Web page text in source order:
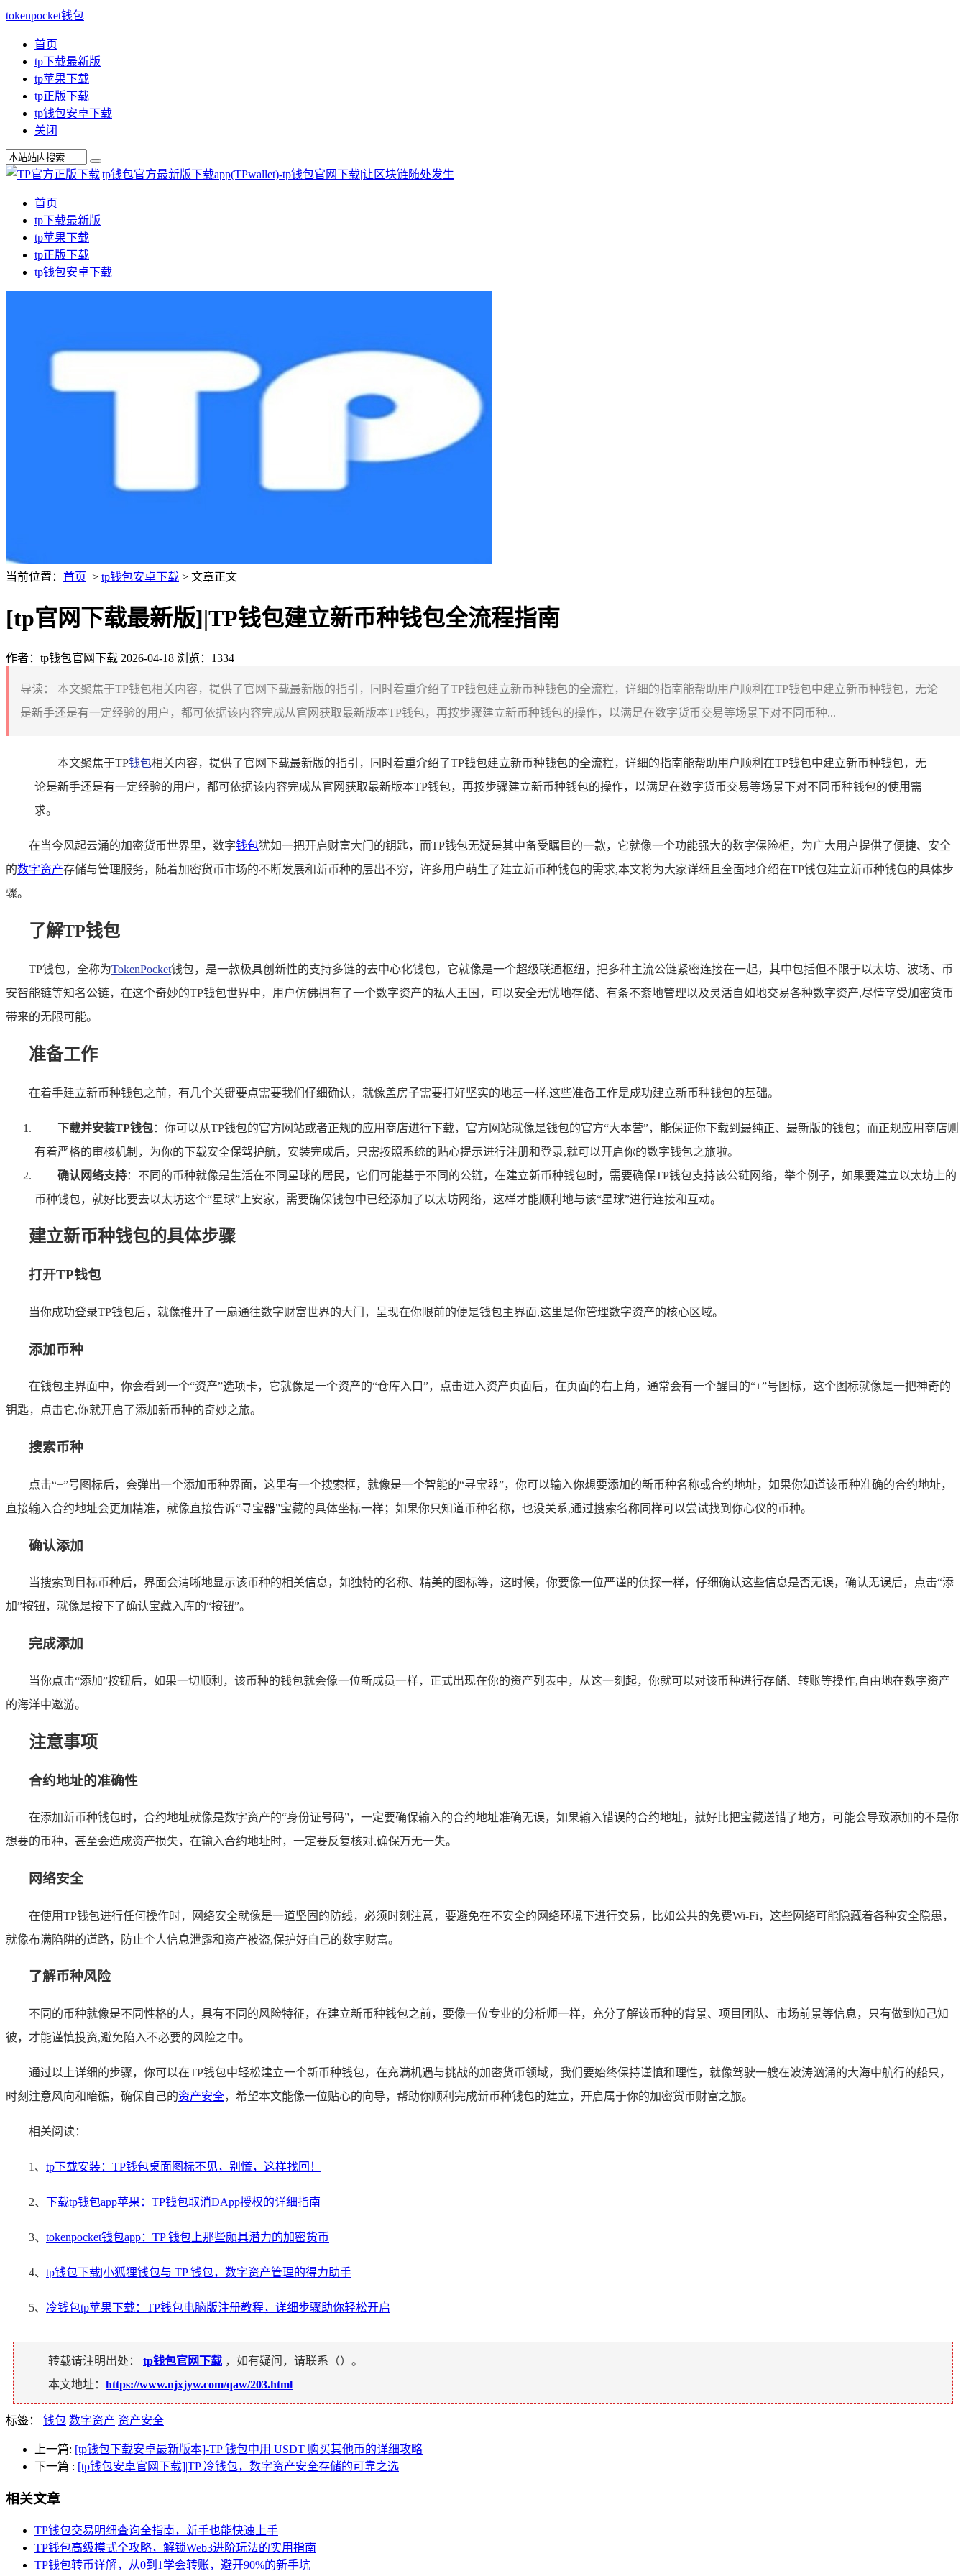
tokenpocket钱包
首页
tp下载最新版
tp苹果下载
tp正版下载
tp钱包安卓下载
关闭
首页
tp下载最新版
tp苹果下载
tp正版下载
tp钱包安卓下载
当前位置： 首页 > tp钱包安卓下载 > 文章正文
[tp官网下载最新版]|TP钱包建立新币种钱包全流程指南
作者：tp钱包官网下载 2026-04-18 浏览：1334
导读：
本文聚焦于TP钱包相关内容，提供了官网下载最新版的指引，同时着重介绍了TP钱包建立新币种钱包的全流程，详细的指南能帮助用户顺利在TP钱包中建立新币种钱包，无论
是新手还是有一定经验的用户，都可依据该内容完成从官网获取最新版本TP钱包，再按步骤建立新币种钱包的操作，以满足在数字货币交易等场景下对不同币种...
本文聚焦于TP钱包相关内容，提供了官网下载最新版的指引，同时着重介绍了TP钱包建立新币种钱包的全流程，详细的指南能帮助用户顺利在TP钱包中建立新币种钱包，无
论是新手还是有一定经验的用户，都可依据该内容完成从官网获取最新版本TP钱包，再按步骤建立新币种钱包的操作，以满足在数字货币交易等场景下对不同币种钱包的使用需
求。
在当今风起云涌的加密货币世界里，数字钱包犹如一把开启财富大门的钥匙，而TP钱包无疑是其中备受瞩目的一款，它就像一个功能强大的数字保险柜，为广大用户提供了便捷、安全
的数字资产存储与管理服务，随着加密货币市场的不断发展和新币种的层出不穷，许多用户萌生了建立新币种钱包的需求,本文将为大家详细且全面地介绍在TP钱包建立新币种钱包的具体步
骤。
了解TP钱包
TP钱包，全称为TokenPocket钱包，是一款极具创新性的支持多链的去中心化钱包，它就像是一个超级联通枢纽，把多种主流公链紧密连接在一起，其中包括但不限于以太坊、波场、币
安智能链等知名公链，在这个奇妙的TP钱包世界中，用户仿佛拥有了一个数字资产的私人王国，可以安全无忧地存储、有条不紊地管理以及灵活自如地交易各种数字资产,尽情享受加密货币
带来的无限可能。
准备工作
在着手建立新币种钱包之前，有几个关键要点需要我们仔细确认，就像盖房子需要打好坚实的地基一样,这些准备工作是成功建立新币种钱包的基础。
下载并安装TP钱包：你可以从TP钱包的官方网站或者正规的应用商店进行下载，官方网站就像是钱包的官方“大本营”，能保证你下载到最纯正、最新版的钱包；而正规应用商店则
有着严格的审核机制，为你的下载安全保驾护航，安装完成后，只需按照系统的贴心提示进行注册和登录,就可以开启你的数字钱包之旅啦。
确认网络支持：不同的币种就像是生活在不同星球的居民，它们可能基于不同的公链，在建立新币种钱包时，需要确保TP钱包支持该公链网络，举个例子，如果要建立以太坊上的
币种钱包，就好比要去以太坊这个“星球”上安家，需要确保钱包中已经添加了以太坊网络，这样才能顺利地与该“星球”进行连接和互动。
建立新币种钱包的具体步骤
打开TP钱包
当你成功登录TP钱包后，就像推开了一扇通往数字财富世界的大门，呈现在你眼前的便是钱包主界面,这里是你管理数字资产的核心区域。
添加币种
在钱包主界面中，你会看到一个“资产”选项卡，它就像是一个资产的“仓库入口”，点击进入资产页面后，在页面的右上角，通常会有一个醒目的“+”号图标，这个图标就像是一把神奇的
钥匙，点击它,你就开启了添加新币种的奇妙之旅。
搜索币种
点击“+”号图标后，会弹出一个添加币种界面，这里有一个搜索框，就像是一个智能的“寻宝器”，你可以输入你想要添加的新币种名称或合约地址，如果你知道该币种准确的合约地址，
直接输入合约地址会更加精准，就像直接告诉“寻宝器”宝藏的具体坐标一样；如果你只知道币种名称，也没关系,通过搜索名称同样可以尝试找到你心仪的币种。
确认添加
当搜索到目标币种后，界面会清晰地显示该币种的相关信息，如独特的名称、精美的图标等，这时候，你要像一位严谨的侦探一样，仔细确认这些信息是否无误，确认无误后，点击“添
加”按钮，就像是按下了确认宝藏入库的“按钮”。
完成添加
当你点击“添加”按钮后，如果一切顺利，该币种的钱包就会像一位新成员一样，正式出现在你的资产列表中，从这一刻起，你就可以对该币种进行存储、转账等操作,自由地在数字资产
的海洋中遨游。
注意事项
合约地址的准确性
在添加新币种钱包时，合约地址就像是数字资产的“身份证号码”，一定要确保输入的合约地址准确无误，如果输入错误的合约地址，就好比把宝藏送错了地方，可能会导致添加的不是你
想要的币种，甚至会造成资产损失，在输入合约地址时，一定要反复核对,确保万无一失。
网络安全
在使用TP钱包进行任何操作时，网络安全就像是一道坚固的防线，必须时刻注意，要避免在不安全的网络环境下进行交易，比如公共的免费Wi-Fi，这些网络可能隐藏着各种安全隐患，
就像布满陷阱的道路，防止个人信息泄露和资产被盗,保护好自己的数字财富。
了解币种风险
不同的币种就像是不同性格的人，具有不同的风险特征，在建立新币种钱包之前，要像一位专业的分析师一样，充分了解该币种的背景、项目团队、市场前景等信息，只有做到知己知
彼，才能谨慎投资,避免陷入不必要的风险之中。
通过以上详细的步骤，你可以在TP钱包中轻松建立一个新币种钱包，在充满机遇与挑战的加密货币领域，我们要始终保持谨慎和理性，就像驾驶一艘在波涛汹涌的大海中航行的船只，
时刻注意风向和暗礁，确保自己的资产安全，希望本文能像一位贴心的向导，帮助你顺利完成新币种钱包的建立，开启属于你的加密货币财富之旅。
相关阅读：
1、 tp下载安装：TP钱包桌面图标不见，别慌，这样找回！
2、 下载tp钱包app苹果：TP钱包取消DApp授权的详细指南
3、 tokenpocket钱包app：TP 钱包上那些颇具潜力的加密货币
4、 tp钱包下载|小狐狸钱包与 TP 钱包，数字资产管理的得力助手
5、 冷钱包tp苹果下载：TP钱包电脑版注册教程，详细步骤助你轻松开启
转载请注明出处： tp钱包官网下载 ，如有疑问，请联系（）。
本文地址： https://www.njxjyw.com/qaw/203.html
标签： 钱包 数字资产 资产安全
上一篇: [tp钱包下载安卓最新版本]-TP 钱包中用 USDT 购买其他币的详细攻略
下一篇 : [tp钱包安卓官网下载]|TP 冷钱包，数字资产安全存储的可靠之选
相关文章
TP钱包交易明细查询全指南，新手也能快速上手
TP钱包高级模式全攻略，解锁Web3进阶玩法的实用指南
TP钱包转币详解，从0到1学会转账，避开90%的新手坑